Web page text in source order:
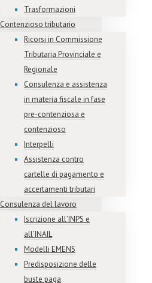
Trasformazioni
Contenzioso tributario
Ricorsi in Commissione
Tributaria Provinciale e
Regionale
Consulenza e assistenza
in materia fiscale in fase
pre-contenziosa e
contenzioso
Interpelli
Assistenza contro
cartelle di pagamento e
accertamenti tributari
Consulenza del lavoro
Iscrizione all’INPS e
all’INAIL
Modelli EMENS
Predisposizione delle
buste paga